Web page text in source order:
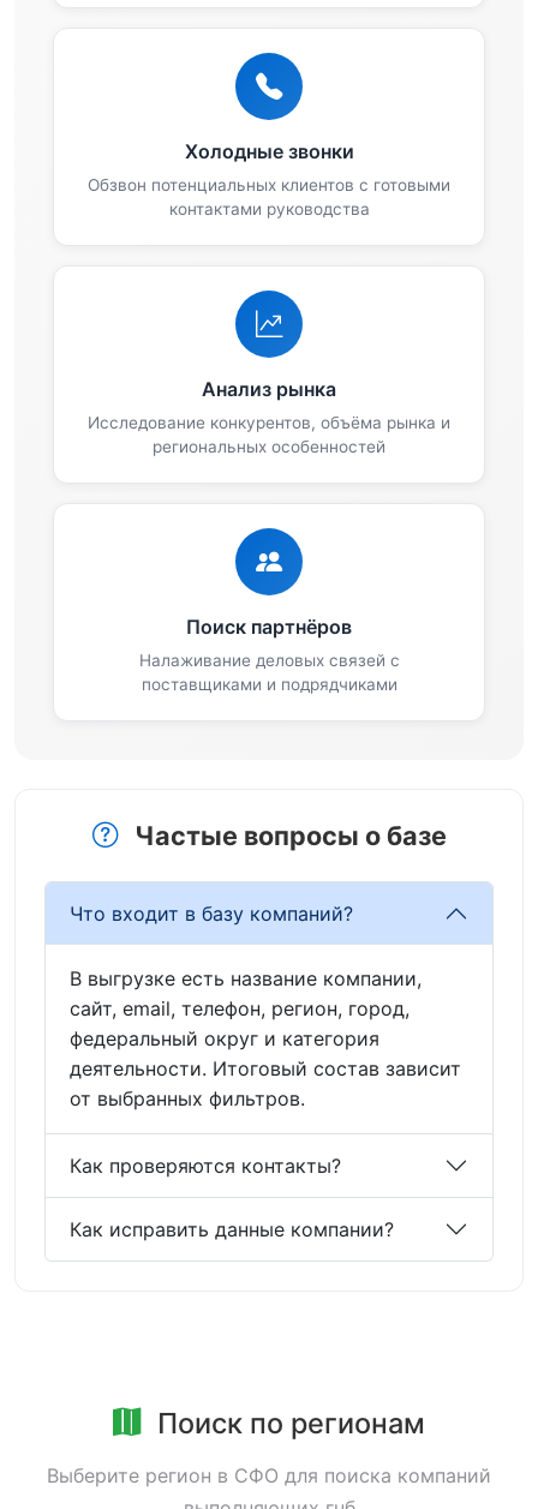
Холодные звонки
Обзвон потенциальных клиентов с готовыми
контактами руководства
Анализ рынка
Исследование конкурентов, объёма рынка и
региональных особенностей
Поиск партнёров
Налаживание деловых связей с
поставщиками и подрядчиками
Частые вопросы о базе
Что входит в базу компаний?
В выгрузке есть название компании,
сайт, email, телефон, регион, город,
федеральный округ и категория
деятельности. Итоговый состав зависит
от выбранных фильтров.
Как проверяются контакты?
Как исправить данные компании?
Поиск по регионам
Выберите регион в СФО для поиска компаний